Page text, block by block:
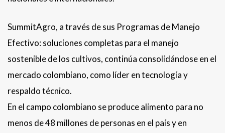
SummitAgro, a través de sus Programas de Manejo
Efectivo: soluciones completas para el manejo
sostenible de los cultivos, continúa consolidándose en el
mercado colombiano, como líder en tecnología y
respaldo técnico.
En el campo colombiano se produce alimento para no
menos de 48 millones de personas en el país y en